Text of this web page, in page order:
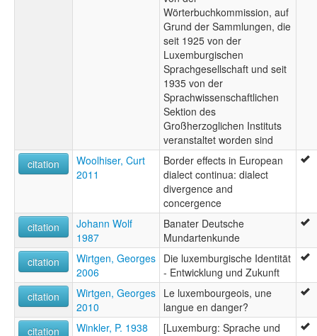
Wörterbuchkommission, auf
Grund der Sammlungen, die
seit 1925 von der
Luxemburgischen
Sprachgesellschaft und seit
1935 von der
Sprachwissenschaftlichen
Sektion des
Großherzoglichen Instituts
veranstaltet worden sind
citation
Woolhiser, Curt
2011
Border effects in European
dialect continua: dialect
divergence and
concergence
citation
Johann Wolf
1987
Banater Deutsche
Mundartenkunde
citation
Wirtgen, Georges
2006
Die luxemburgische Identität
- Entwicklung und Zukunft
citation
Wirtgen, Georges
2010
Le luxembourgeois, une
langue en danger?
citation
Winkler, P. 1938
[Luxemburg: Sprache und